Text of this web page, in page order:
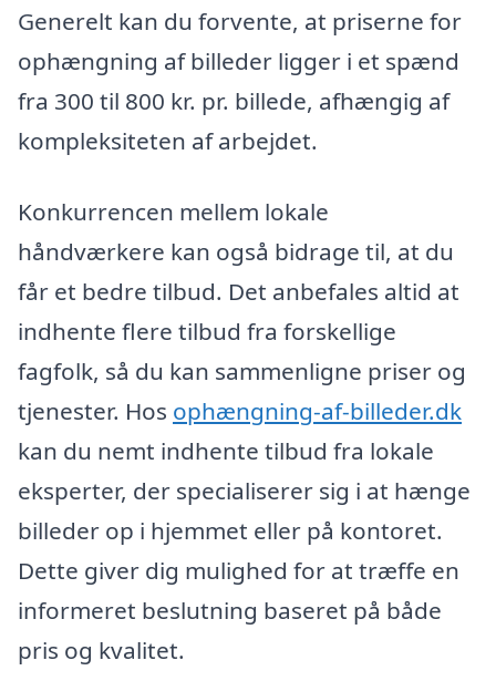
Generelt kan du forvente, at priserne for
ophængning af billeder ligger i et spænd
fra 300 til 800 kr. pr. billede, afhængig af
kompleksiteten af arbejdet.
Konkurrencen mellem lokale
håndværkere kan også bidrage til, at du
får et bedre tilbud. Det anbefales altid at
indhente flere tilbud fra forskellige
fagfolk, så du kan sammenligne priser og
tjenester. Hos ophængning-af-billeder.dk
kan du nemt indhente tilbud fra lokale
eksperter, der specialiserer sig i at hænge
billeder op i hjemmet eller på kontoret.
Dette giver dig mulighed for at træffe en
informeret beslutning baseret på både
pris og kvalitet.